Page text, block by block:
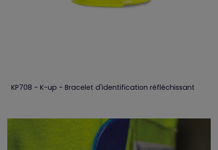
KP708 - K-up - Bracelet d'identification réfléchissant